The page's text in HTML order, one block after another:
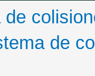
de